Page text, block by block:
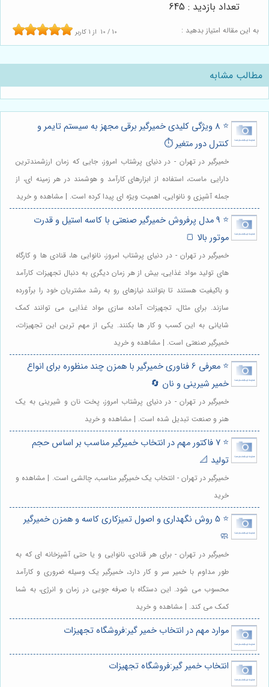
به این مقاله امتیاز بدهید : 10 / 10 از 1 کاربر
تعداد بازدید : 645
مطالب مشابه
⭐️ 8 ویژگی کلیدی خمیرگیر برقی مجهز به سیستم تایمر و
کنترل دور متغیر ⏱️
خمیرگیر در تهران - در دنیای پرشتاب امروز، جایی که زمان ارزشمندترین
دارایی ماست، استفاده از ابزارهای کارآمد و هوشمند در هر زمینه ای، از
جمله آشپزی و نانوایی، اهمیت ویژه ای پیدا کرده است. | مشاهده و خرید
⭐️ 9 مدل پرفروش خمیرگیر صنعتی با کاسه استیل و قدرت
موتور بالا 🍞
خمیرگیر در تهران - در دنیای پرشتاب امروز، نانوایی ها، قنادی ها و کارگاه
های تولید مواد غذایی، بیش از هر زمان دیگری به دنبال تجهیزات کارآمد
و باکیفیت هستند تا بتوانند نیازهای رو به رشد مشتریان خود را برآورده
سازند. برای مثال، تجهیزات آماده سازی مواد غذایی می توانند کمک
شایانی به این کسب و کار ها بکنند. یکی از مهم ترین این تجهیزات،
خمیرگیر صنعتی است. | مشاهده و خرید
⭐️ معرفی 6 فناوری خمیرگیر با همزن چند منظوره برای انواع
خمیر شیرینی و نان 🔄
خمیرگیر در تهران - در دنیای پرشتاب امروز، پخت نان و شیرینی به یک
هنر و صنعت تبدیل شده است. | مشاهده و خرید
⭐️ 7 فاکتور مهم در انتخاب خمیرگیر مناسب بر اساس حجم
تولید 📐
خمیرگیر در تهران - انتخاب یک خمیرگیر مناسب، چالشی است. | مشاهده و
خرید
⭐️ 5 روش نگهداری و اصول تمیزکاری کاسه و همزن خمیرگیر
🧼
خمیرگیر در تهران - برای هر قنادی، نانوایی و یا حتی آشپزخانه ای که به
طور مداوم با خمیر سر و کار دارد، خمیرگیر یک وسیله ضروری و کارآمد
محسوب می شود. این دستگاه با صرفه جویی در زمان و انرژی، به شما
کمک می کند. | مشاهده و خرید
موارد مهم در انتخاب خمیر گیر:فروشگاه تجهیزات
انتخاب خمیر گیر:فروشگاه تجهیزات